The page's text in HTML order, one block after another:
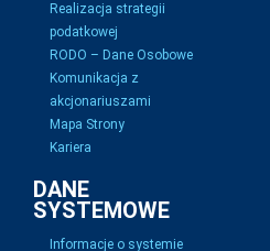
Realizacja strategii
podatkowej
RODO – Dane Osobowe
Komunikacja z
akcjonariuszami
Mapa Strony
Kariera
DANE
SYSTEMOWE
Informacje o systemie